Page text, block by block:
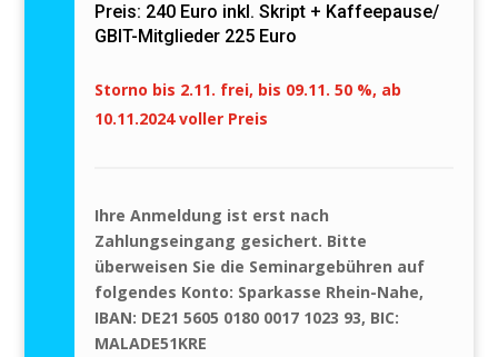
Preis: 240 Euro inkl. Skript + Kaffeepause/
GBIT-Mitglieder 225 Euro
Storno bis 2.11. frei, bis 09.11. 50 %, ab
10.11.2024 voller Preis
Ihre Anmeldung ist erst nach
Zahlungseingang gesichert. Bitte
überweisen Sie die Seminargebühren auf
folgendes Konto: Sparkasse Rhein-Nahe,
IBAN: DE21 5605 0180 0017 1023 93, BIC:
MALADE51KRE